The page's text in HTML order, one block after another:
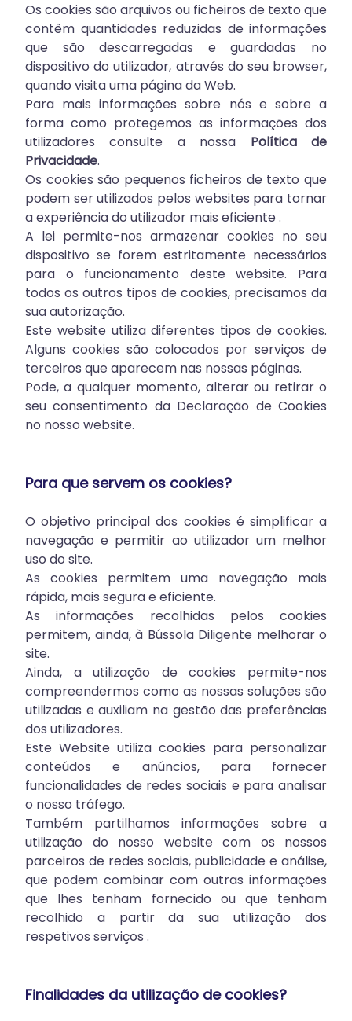
Os cookies são arquivos ou ficheiros de texto que
contêm quantidades reduzidas de informações
que são descarregadas e guardadas no
dispositivo do utilizador, através do seu browser,
quando visita uma página da Web.
Para mais informações sobre nós e sobre a
forma como protegemos as informações dos
utilizadores consulte a nossa Política de
Privacidade.
Os cookies são pequenos ficheiros de texto que
podem ser utilizados pelos websites para tornar
a experiência do utilizador mais eficiente .
A lei permite-nos armazenar cookies no seu
dispositivo se forem estritamente necessários
para o funcionamento deste website. Para
todos os outros tipos de cookies, precisamos da
sua autorização.
Este website utiliza diferentes tipos de cookies.
Alguns cookies são colocados por serviços de
terceiros que aparecem nas nossas páginas.
Pode, a qualquer momento, alterar ou retirar o
seu consentimento da Declaração de Cookies
no nosso website.
Para que servem os cookies?
O objetivo principal dos cookies é simplificar a
navegação e permitir ao utilizador um melhor
uso do site.
As cookies permitem uma navegação mais
rápida, mais segura e eficiente.
As informações recolhidas pelos cookies
permitem, ainda, à Bússola Diligente melhorar o
site.
Ainda, a utilização de cookies permite-nos
compreendermos como as nossas soluções são
utilizadas e auxiliam na gestão das preferências
dos utilizadores.
Este Website utiliza cookies para personalizar
conteúdos e anúncios, para fornecer
funcionalidades de redes sociais e para analisar
o nosso tráfego.
Também partilhamos informações sobre a
utilização do nosso website com os nossos
parceiros de redes sociais, publicidade e análise,
que podem combinar com outras informações
que lhes tenham fornecido ou que tenham
recolhido a partir da sua utilização dos
respetivos serviços .
Finalidades da utilização de cookies?